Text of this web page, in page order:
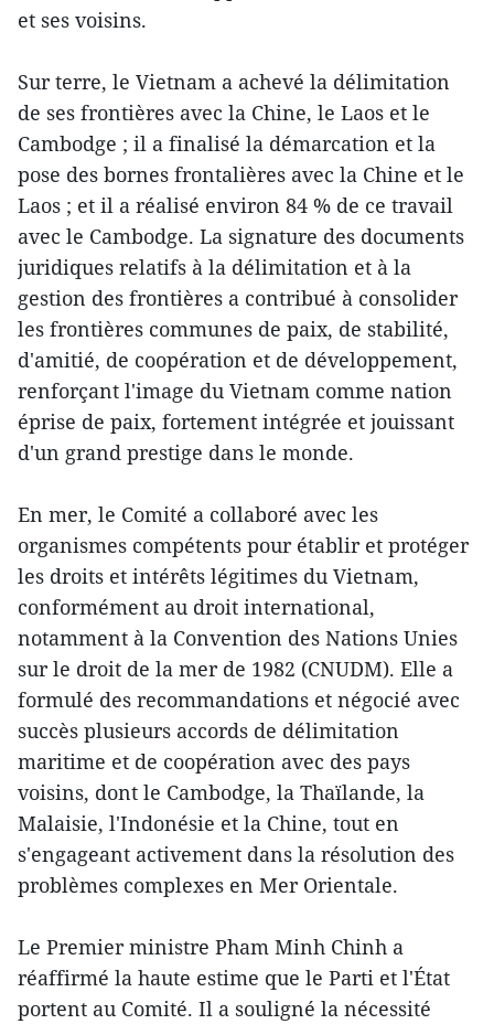
et ses voisins.
Sur terre, le Vietnam a achevé la délimitation
de ses frontières avec la Chine, le Laos et le
Cambodge ; il a finalisé la démarcation et la
pose des bornes frontalières avec la Chine et le
Laos ; et il a réalisé environ 84 % de ce travail
avec le Cambodge. La signature des documents
juridiques relatifs à la délimitation et à la
gestion des frontières a contribué à consolider
les frontières communes de paix, de stabilité,
d'amitié, de coopération et de développement,
renforçant l'image du Vietnam comme nation
éprise de paix, fortement intégrée et jouissant
d'un grand prestige dans le monde.
En mer, le Comité a collaboré avec les
organismes compétents pour établir et protéger
les droits et intérêts légitimes du Vietnam,
conformément au droit international,
notamment à la Convention des Nations Unies
sur le droit de la mer de 1982 (CNUDM). Elle a
formulé des recommandations et négocié avec
succès plusieurs accords de délimitation
maritime et de coopération avec des pays
voisins, dont le Cambodge, la Thaïlande, la
Malaisie, l'Indonésie et la Chine, tout en
s'engageant activement dans la résolution des
problèmes complexes en Mer Orientale.
Le Premier ministre Pham Minh Chinh a
réaffirmé la haute estime que le Parti et l'État
portent au Comité. Il a souligné la nécessité